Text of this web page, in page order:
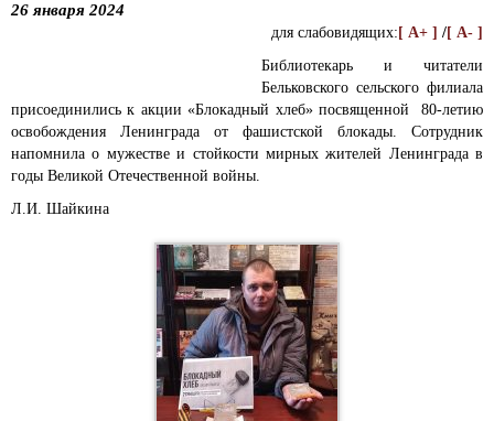
26 января 2024
для слабовидящих: [ A+ ] /[ A- ]
Библиотекарь и читатели
Бельковского сельского филиала
присоединились к акции «Блокадный хлеб» посвященной 80-летию
освобождения Ленинграда от фашистской блокады. Сотрудник
напомнила о мужестве и стойкости мирных жителей Ленинграда в
годы Великой Отечественной войны.
Л.И. Шайкина